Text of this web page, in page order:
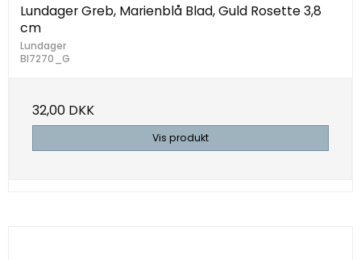
Lundager Greb, Marienblå Blad, Guld Rosette 3,8
cm
Lundager
Bl7270_G
32,00 DKK
Vis produkt